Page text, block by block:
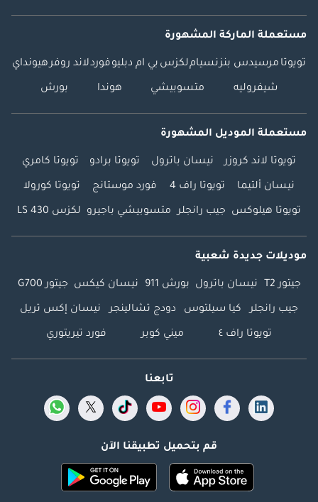
مستعملة الماركة المشهورة
تويوتا مرسيدس بنزنسياملكزس بي ام دبليوفوردلاند روفرهيونداي
شيفروليه متسوبيشي هوندا بورش
مستعملة الموديل المشهورة
تويوتا لاند كروزر نيسان باترول تويوتا برادو تويوتا كامري
نيسان ألتيما تويوتا راف 4 فورد موستانج تويوتا كورولا
تويوتا هيلوكس جيب رانجلر متسوبيشي باجيرو لكزس LS 430
موديلات جديدة شعبية
جيتور T2 نيسان باترول بورش 911 نيسان كيكس جيتور G700
جيب رانجلر كيا سيلتوس دودج تشالينجر نيسان إكس تريل
تويوتا راف ٤ ميني كوبر فورد تيريتوري
تابعنا
قم بتحميل تطبيقنا الآن